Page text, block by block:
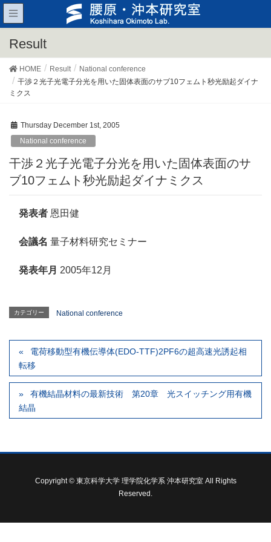
Result
HOME Result
National conference
干渉２光子光電子分光を用いた固体表面のサブ10フェムト秒光励起ダイナ
ミクス
Thursday December 1st, 2005
National conference
干渉２光子光電子分光を用いた固体表面のサ
ブ10フェムト秒光励起ダイナミクス
発表者 恩田健
会議名 量子材料研究セミナー
発表年月 2005年12月
カテゴリー National conference
電荷移動型有機伝導体(EDO-TTF)2PF6の超高速光誘起相
転移
有機結晶材料の最新技術 第20章 光スイッチング用有機
結晶
Copyright © 東京科学大学 理学院化学系 沖本研究室 All Rights
Reserved.